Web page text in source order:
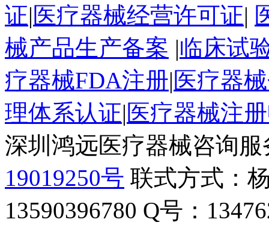
证|医疗器械经营许可证|
械产品生产备案 |临床试
疗器械FDA注册|医疗器
理体系认证|医疗器械注
深圳鸿远医疗器械咨询
19019250号 联式方式：
13590396780 Q号：